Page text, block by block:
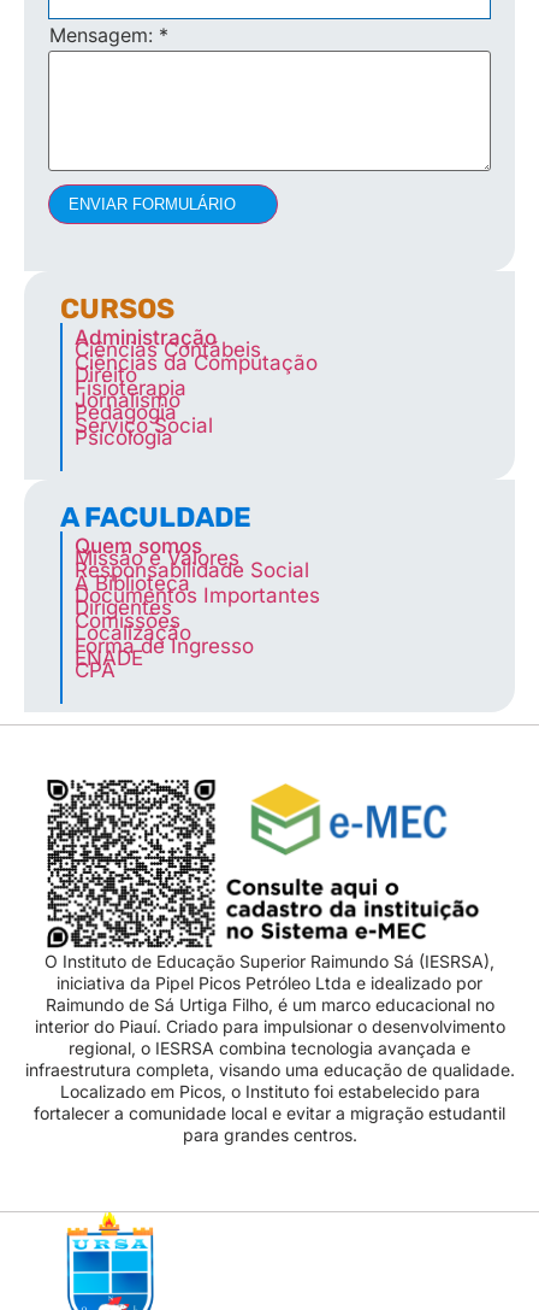
Mensagem: *
ENVIAR FORMULÁRIO
CURSOS
Administração
Ciências Contábeis
Ciências da Computação
Direito
Fisioterapia
Jornalismo
Pedagogia
Serviço Social
Psicologia
A FACULDADE
Quem somos
Missão e Valores
Responsabilidade Social
A Biblioteca
Documentos Importantes
Dirigentes
Comissões
Localização
Forma de Ingresso
ENADE
CPA
O Instituto de Educação Superior Raimundo Sá (IESRSA),
iniciativa da Pipel Picos Petróleo Ltda e idealizado por
Raimundo de Sá Urtiga Filho, é um marco educacional no
interior do Piauí. Criado para impulsionar o desenvolvimento
regional, o IESRSA combina tecnologia avançada e
infraestrutura completa, visando uma educação de qualidade.
Localizado em Picos, o Instituto foi estabelecido para
fortalecer a comunidade local e evitar a migração estudantil
para grandes centros.